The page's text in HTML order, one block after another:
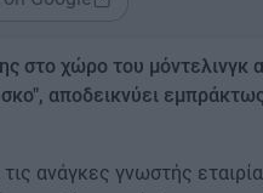
στο χώρο του μόντελινγκ
αποδεικνύει
ανάγκες γνωστής